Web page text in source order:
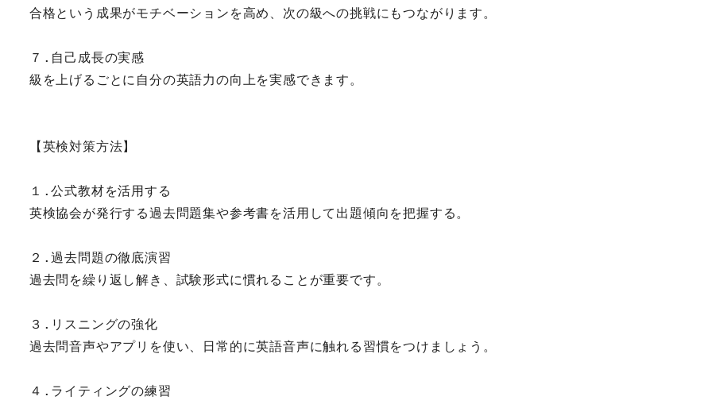
合格という成果がモチベーションを高め、次の級への挑戦にもつながります。
７.自己成長の実感
級を上げるごとに自分の英語力の向上を実感できます。
【英検対策方法】
１.公式教材を活用する
英検協会が発行する過去問題集や参考書を活用して出題傾向を把握する。
２.過去問題の徹底演習
過去問を繰り返し解き、試験形式に慣れることが重要です。
３.リスニングの強化
過去問音声やアプリを使い、日常的に英語音声に触れる習慣をつけましょう。
４.ライティングの練習